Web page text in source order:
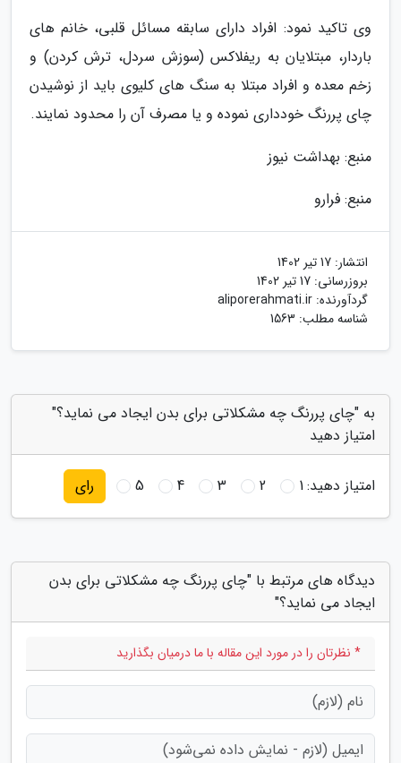
وی تاکید نمود: افراد دارای سابقه مسائل قلبی، خانم های
باردار، مبتلایان به ریفلاکس (سوزش سردل، ترش کردن) و
زخم معده و افراد مبتلا به سنگ های کلیوی باید از نوشیدن
چای پررنگ خودداری نموده و یا مصرف آن را محدود نمایند.
منبع: بهداشت نیوز
منبع: فرارو
انتشار: 17 تیر 1402
بروزرسانی: 17 تیر 1402
گردآورنده: aliporerahmati.ir
شناسه مطلب: 1563
به "چای پررنگ چه مشکلاتی برای بدن ایجاد می نماید؟"
امتیاز دهید
امتیاز دهید:1
2
3
4
5 رای
دیدگاه های مرتبط با "چای پررنگ چه مشکلاتی برای بدن
ایجاد می نماید؟"
* نظرتان را در مورد این مقاله با ما درمیان بگذارید